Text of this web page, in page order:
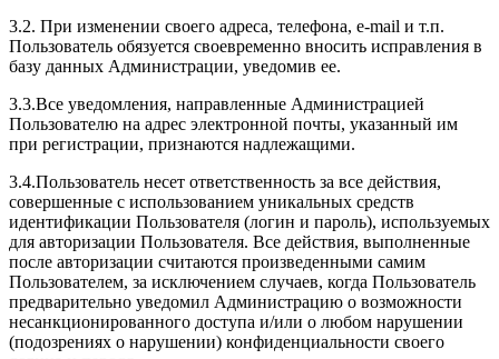
3.2. При изменении своего адреса, телефона, e-mail и т.п.
Пользователь обязуется своевременно вносить исправления в
базу данных Администрации, уведомив ее.
3.3.Все уведомления, направленные Администрацией
Пользователю на адрес электронной почты, указанный им
при регистрации, признаются надлежащими.
3.4.Пользователь несет ответственность за все действия,
совершенные с использованием уникальных средств
идентификации Пользователя (логин и пароль), используемых
для авторизации Пользователя. Все действия, выполненные
после авторизации считаются произведенными самим
Пользователем, за исключением случаев, когда Пользователь
предварительно уведомил Администрацию о возможности
несанкционированного доступа и/или о любом нарушении
(подозрениях о нарушении) конфиденциальности своего